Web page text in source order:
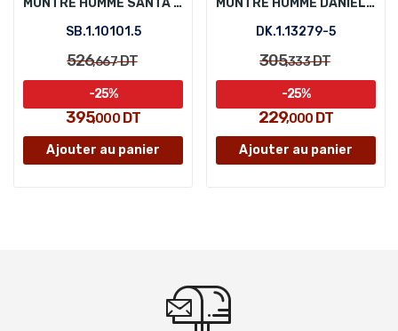
MONTRE HOMME SANTA BARBARA POLO SB.1.10101.5
SB.1.10101.5
526,667DT
395,000DT
-25%
Ajouter au panier
MONTRE HOMME DANIEL KLEIN DK.1.13279-5
DK.1.13279-5
305,333DT
229,000 DT
-25%
Ajouter au panier